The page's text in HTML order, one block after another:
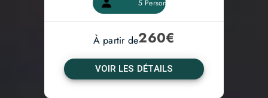
À partir de €
260
VOIR LES DÉTAILS